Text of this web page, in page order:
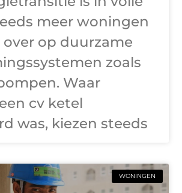
meer woningen
op duurzame
zoals
Waar
cv ketel
was, kiezen steeds
WONINGEN